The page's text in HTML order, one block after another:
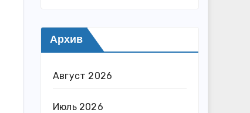
Архив
Август 2026
Июль 2026